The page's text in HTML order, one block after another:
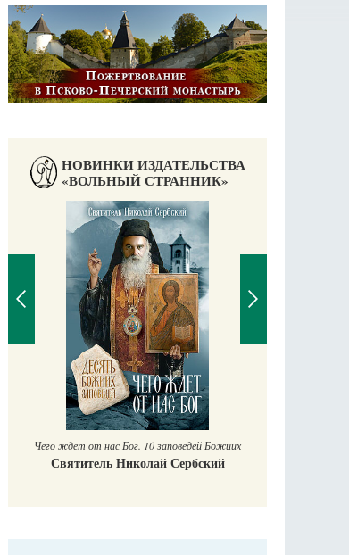
НОВИНКИ ИЗДАТЕЛЬСТВА
«ВОЛЬНЫЙ СТРАННИК»
Чего ждет от нас Бог. 10 заповедей Божиих
Святитель Николай Сербский